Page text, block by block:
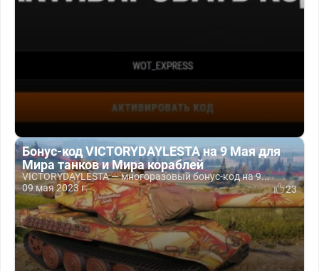
Бонус-код VICTORYDAYLESTA на 9 Мая для
Мира танков и Мира кораблей
VICTORYDAYLESTA — многоразовый бонус-код на 9...
09 мая 2023 г.
23